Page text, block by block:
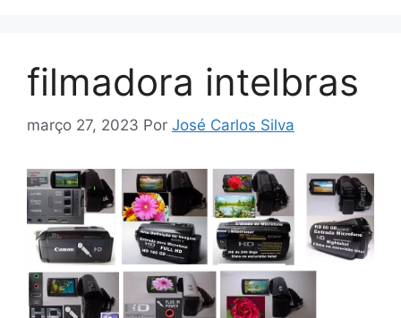
filmadora intelbras
março 27, 2023 Por José Carlos Silva